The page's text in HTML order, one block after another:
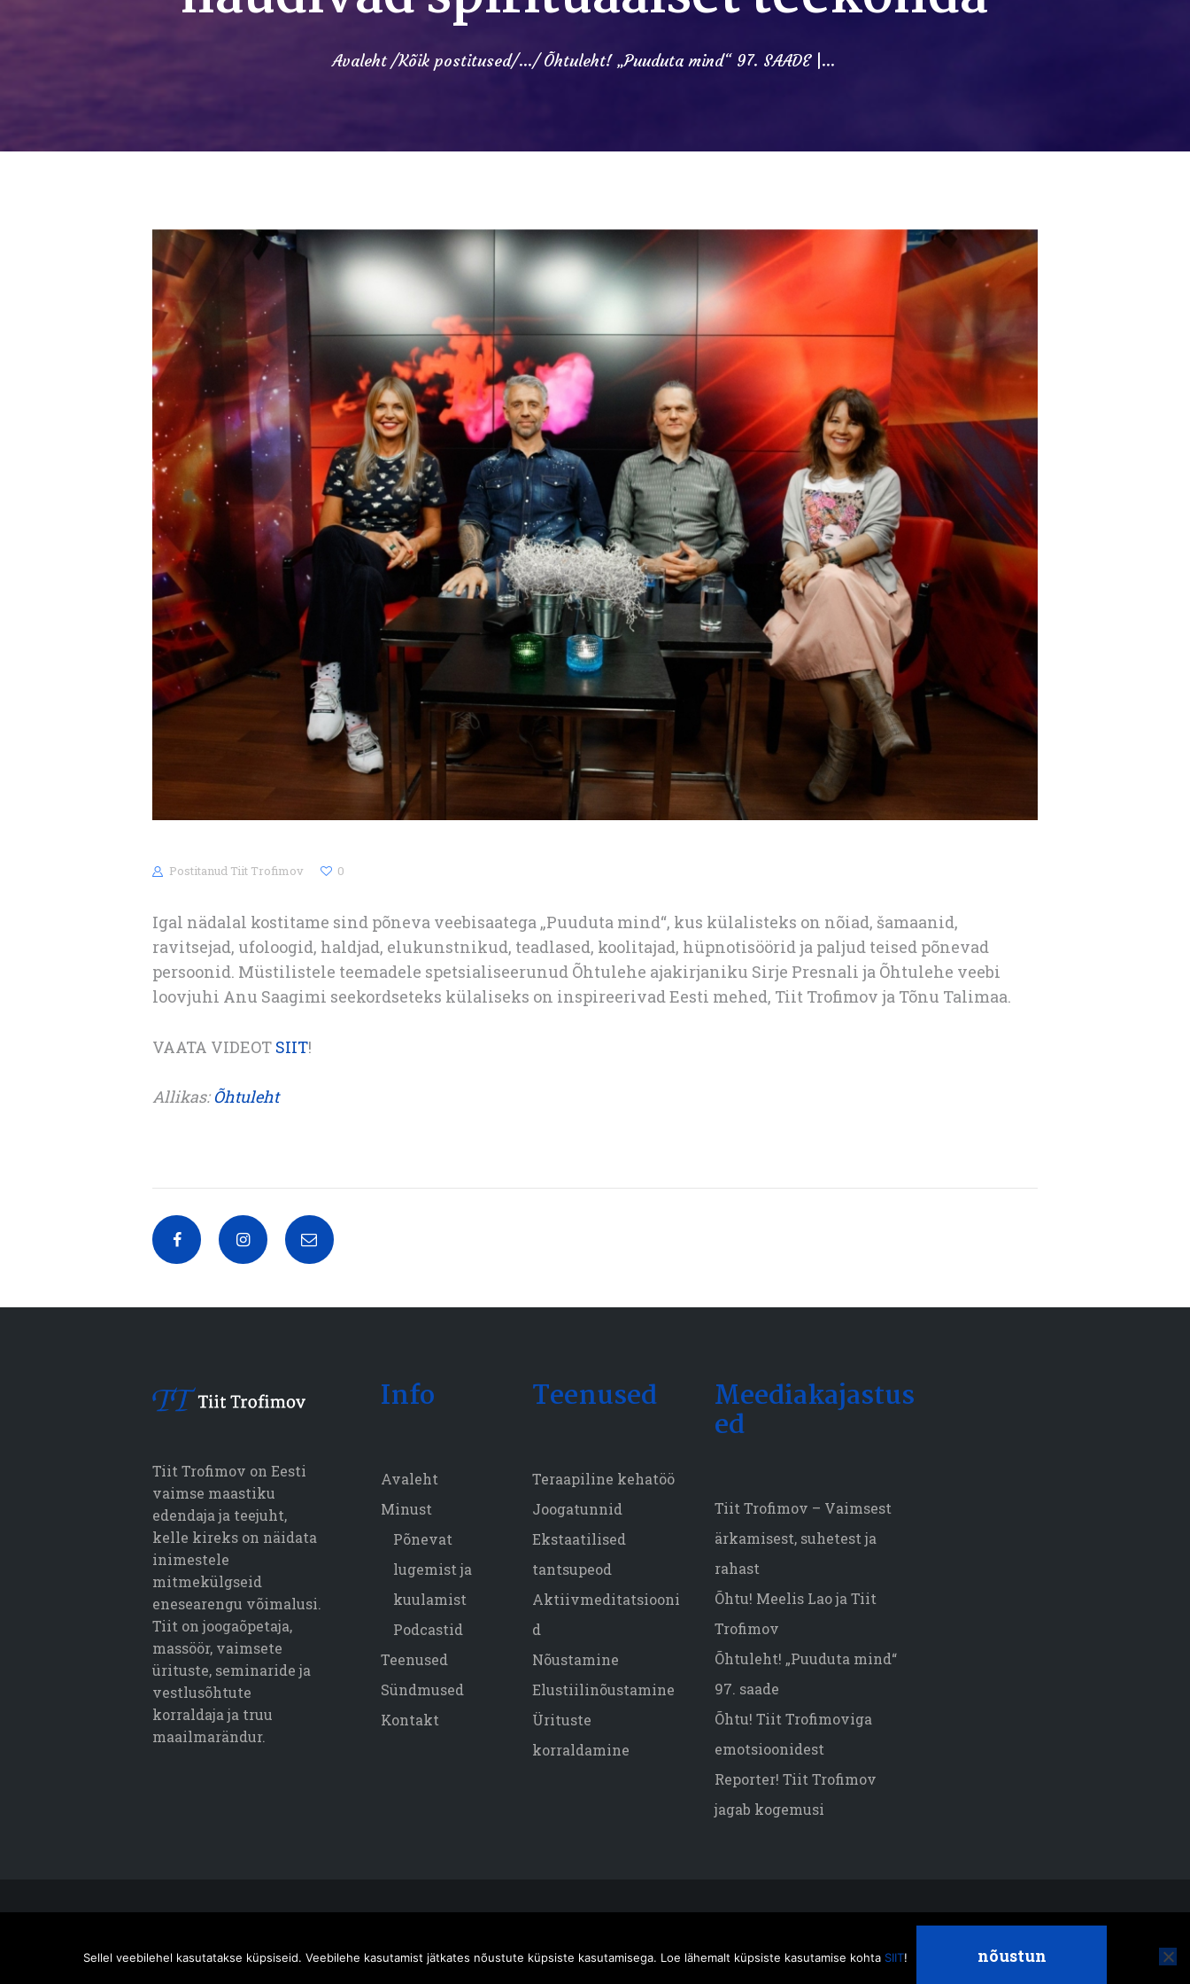
Avaleht Kõik postitused ... Õhtuleht! „Puuduta mind“ 97. SAADE |...
Postitanud Tiit Trofimov 0
Igal nädalal kostitame sind põneva veebisaatega „Puuduta mind“, kus külalisteks on nõiad, šamaanid,
ravitsejad, ufoloogid, haldjad, elukunstnikud, teadlased, koolitajad, hüpnotisöörid ja paljud teised põnevad
persoonid. Müstilistele teemadele spetsialiseerunud Õhtulehe ajakirjaniku Sirje Presnali ja Õhtulehe veebi
loovjuhi Anu Saagimi seekordseteks külaliseks on inspireerivad Eesti mehed, Tiit Trofimov ja Tõnu Talimaa.
VAATA VIDEOT SIIT!
Allikas: Õhtuleht
Tiit Trofimov on Eesti
vaimse maastiku
edendaja ja teejuht,
kelle kireks on näidata
inimestele
mitmekülgseid
enesearengu võimalusi.
Tiit on joogaõpetaja,
massöör, vaimsete
ürituste, seminaride ja
vestlusõhtute
korraldaja ja truu
maailmarändur.
Info
Avaleht
Minust
Põnevat
lugemist ja
kuulamist
Podcastid
Teenused
Sündmused
Kontakt
Teenused
Teraapiline kehatöö
Joogatunnid
Ekstaatilised
tantsupeod
Aktiivmeditatsiooni
d
Nõustamine
Elustiilinõustamine
Ürituste
korraldamine
Meediakajastus
ed
Tiit Trofimov – Vaimsest
ärkamisest, suhetest ja
rahast
Õhtu! Meelis Lao ja Tiit
Trofimov
Õhtuleht! „Puuduta mind“
97. saade
Õhtu! Tiit Trofimoviga
emotsioonidest
Reporter! Tiit Trofimov
jagab kogemusi
Tiit Trofimov © 2026. Kõik õigused kaitstud.
Sellel veebilehel kasutatakse küpsiseid. Veebilehe kasutamist jätkates nõustute küpsiste kasutamisega. Loe lähemalt küpsiste kasutamise kohta SIIT! nõustun